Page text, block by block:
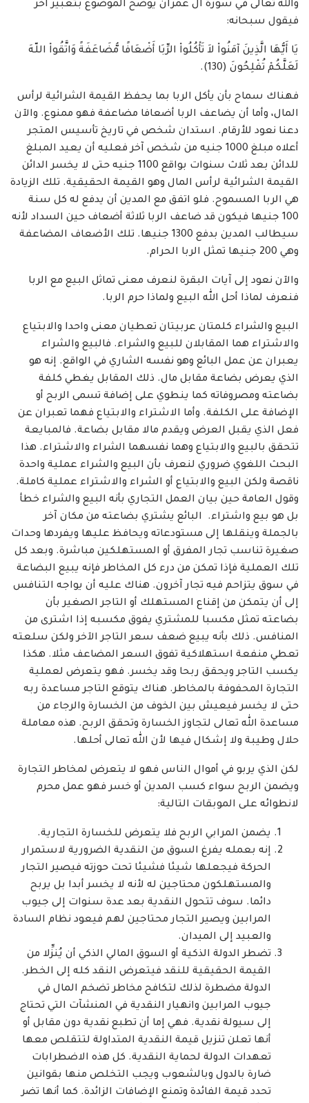
والله تعالى في سورة آل عمران يوضح الموضوع بتعبير آخر
فيقول سبحانه:
يَا أَيُّهَا الَّذِينَ آمَنُواْ لاَ تَأْكُلُواْ الرِّبَا أَضْعَافًا مُّضَاعَفَةً وَاتَّقُواْ اللّهَ
لَعَلَّكُمْ تُفْلِحُونَ (130).
فهناك سماح بأن يأكل الربا بما يحفظ القيمة الشرائية لرأس
المال، وأما أن يضاعف الربا أضعافا مضاعفة فهو ممنوع. والآن
دعنا نعود للأرقام. استدان شخص في تاريخ تأسيس المتجر
أعلاه مبلغ 1000 جنيه من شخص آخر فعليه أن يعيد المبلغ
للدائن بعد ثلاث سنوات بواقع 1100 جنيه حتى لا يخسر الدائن
القيمة الشرائية لرأس المال وهو القيمة الحقيقية. تلك الزيادة
هي الربا المسموح. فلو اتفق مع المدين أن يدفع له كل سنة
100 جنيها فيكون قد ضاعف الربا ثلاثة أضعاف حين السداد لأنه
سيطالب المدين بدفع 1300 جنيها. تلك الأضعاف المضاعفة
وهي 200 جنيها تمثل الربا الحرام.
والآن نعود إلى آيات البقرة لنعرف معنى تماثل البيع مع الربا
فنعرف لماذا أحل الله البيع ولماذا حرم الربا.
البيع والشراء كلمتان عربيتان تعطيان معنى واحدا والابتياع
والاشتراء هما المقابلان للبيع والشراء. فالبيع والشراء
يعبران عن عمل البائع وهو نفسه الشاري في الواقع. إنه هو
الذي يعرض بضاعة مقابل مال. ذلك المقابل يغطي كلفة
بضاعته ومصروفاته كما ينطوي على إضافة تسمى الربح أو
الإضافة على الكلفة. وأما الاشتراء والابتياع فهما تعبران عن
فعل الذي يقبل العرض ويقدم مالا مقابل بضاعة. فالمبايعة
تتحقق بالبيع والابتياع وهما نفسهما الشراء والاشتراء. هذا
البحث اللغوي ضروري لنعرف بأن البيع والشراء عملية واحدة
ناقصة ولكن البيع والابتياع أو الشراء والاشتراء عملية كاملة.
وقول العامة حين بيان العمل التجاري بأنه البيع والشراء خطأ
بل هو بيع واشتراء. البائع يشتري بضاعته من مكان آخر
بالجملة وينقلها إلى مستودعاته ويحافظ عليها ويفردها وحدات
صغيرة تناسب تجار المفرق أو المستهلكين مباشرة. وبعد كل
تلك العملية فإذا تمكن من درء كل المخاطر فإنه يبيع البضاعة
في سوق يتزاحم فيه تجار آخرون. هناك عليه أن يواجه التنافس
إلى أن يتمكن من إقناع المستهلك أو التاجر الصغير بأن
بضاعته تمثل مكسبا للمشتري يفوق مكسبه إذا اشترى من
المنافس. ذلك بأنه يبيع ضعف سعر التاجر الآخر ولكن سلعته
تعطي منفعة استهلاكية تفوق السعر المضاعف مثلا. هكذا
يكسب التاجر ويحقق ربحا وقد يخسر. فهو يتعرض لعملية
التجارة المحفوفة بالمخاطر. هناك يتوقع التاجر مساعدة ربه
حتى لا يخسر فيعيش بين الخوف من الخسارة والرجاء من
مساعدة الله تعالى لتجاوز الخسارة وتحقق الربح. هذه معاملة
حلال وطيبة ولا إشكال فيها لأن الله تعالى أحلها.
لكن الذي يربو في أموال الناس فهو لا يتعرض لمخاطر التجارة
ويضمن الربح سواء كسب المدين أو خسر فهو عمل محرم
لانطوائه على الموبقات التالية:
يضمن المرابي الربح فلا يتعرض للخسارة التجارية.
إنه بعمله يفرغ السوق من النقدية الضرورية لاستمرار
الحركة فيجعلها شيئا فشيئا تحت حوزته فيصير التجار
والمستهلكون محتاجين له لأنه لا يخسر أبدا بل يربح
دائما. سوف تتحول النقدية بعد عدة سنوات إلى جيوب
المرابين ويصير التجار محتاجين لهم فيعود نظام السادة
والعبيد إلى الميدان.
تضطر الدولة الذكية أو السوق المالي الذكي أن يُنزِّلا من
القيمة الحقيقية للنقد فيتعرض النقد كله إلى الخطر.
الدولة مضطرة لذلك لتكافح مخاطر تضخم المال في
جيوب المرابين وانهيار النقدية في المنشآت التي تحتاج
إلى سيولة نقدية. فهي إما أن تطبع نقدية دون مقابل أو
أنها تعلن تنزيل قيمة النقدية المتداولة لتتقلص معها
تعهدات الدولة لحماية النقدية. كل هذه الاضطرابات
ضارة بالدول وبالشعوب ويجب التخلص منها بقوانين
تحدد قيمة الفائدة وتمنع الإضافات الزائدة. كما أنها تضر